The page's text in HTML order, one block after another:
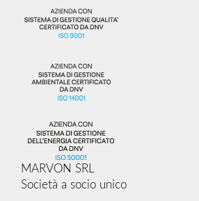
MARVON SRL
Società a socio unico